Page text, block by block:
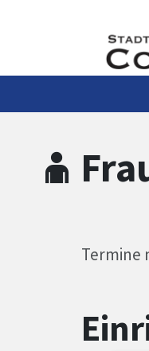
Zum
Zum
Zum
Termine